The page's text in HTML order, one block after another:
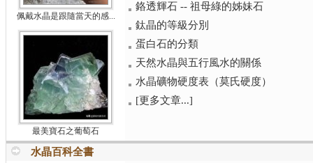
佩戴水晶是跟隨當天的感...
最美寶石之葡萄石
鉻透輝石 -- 祖母綠的姊妹石
鈦晶的等級分別
蛋白石的分類
天然水晶與五行風水的關係
水晶礦物硬度表（莫氏硬度）
[更多文章...]
水晶百科全書